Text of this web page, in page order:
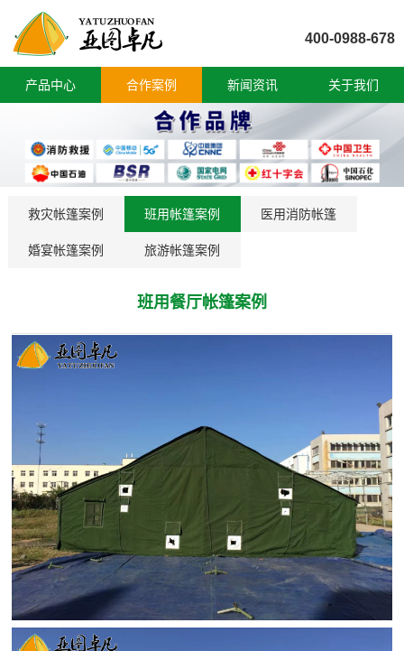
400-0988-678
产品中心 合作案例 新闻资讯 关于我们
救灾帐篷案例 班用帐篷案例 医用消防帐篷
婚宴帐篷案例 旅游帐篷案例
班用餐厅帐篷案例